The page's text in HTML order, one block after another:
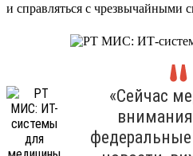
и справляться с чрезвычайными
«Сейчас